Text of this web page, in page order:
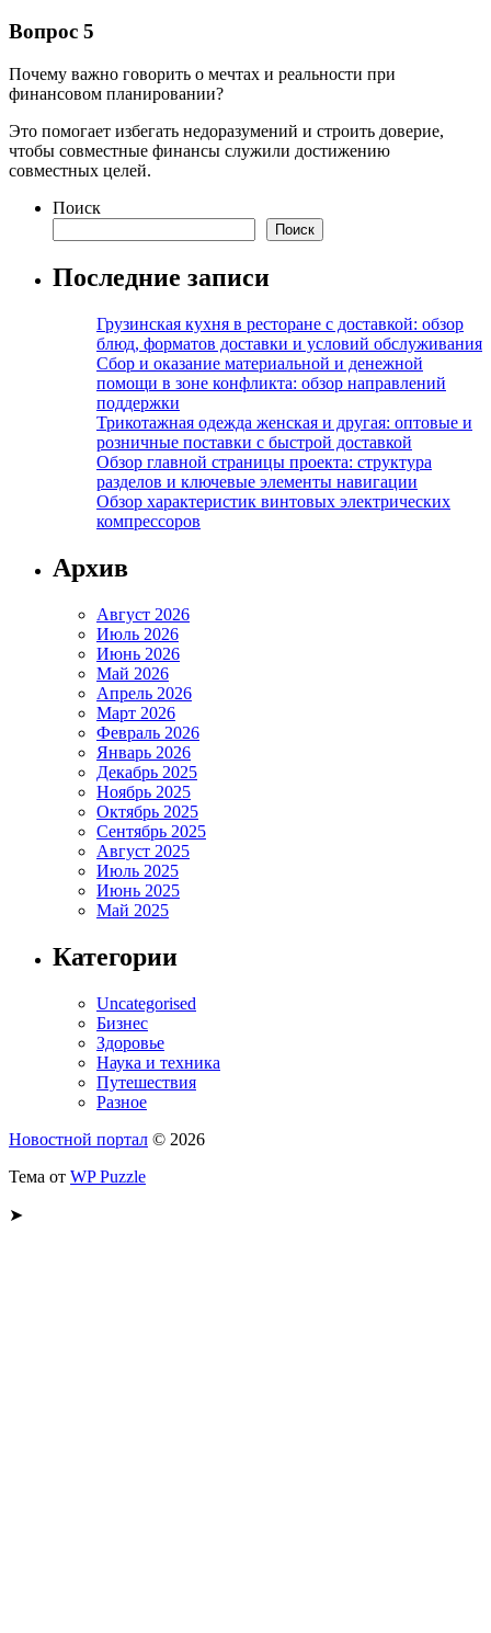
Вопрос 5
Почему важно говорить о мечтах и реальности при
финансовом планировании?
Это помогает избегать недоразумений и строить доверие,
чтобы совместные финансы служили достижению
совместных целей.
Поиск
Поиск
Последние записи
Грузинская кухня в ресторане с доставкой: обзор
блюд, форматов доставки и условий обслуживания
Сбор и оказание материальной и денежной
помощи в зоне конфликта: обзор направлений
поддержки
Трикотажная одежда женская и другая: оптовые и
розничные поставки с быстрой доставкой
Обзор главной страницы проекта: структура
разделов и ключевые элементы навигации
Обзор характеристик винтовых электрических
компрессоров
Архив
Август 2026
Июль 2026
Июнь 2026
Май 2026
Апрель 2026
Март 2026
Февраль 2026
Январь 2026
Декабрь 2025
Ноябрь 2025
Октябрь 2025
Сентябрь 2025
Август 2025
Июль 2025
Июнь 2025
Май 2025
Категории
Uncategorised
Бизнес
Здоровье
Наука и техника
Путешествия
Разное
Новостной портал © 2026
Тема от WP Puzzle
➤